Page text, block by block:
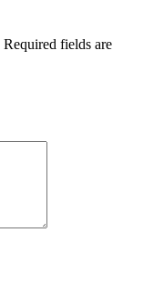
Required fields are